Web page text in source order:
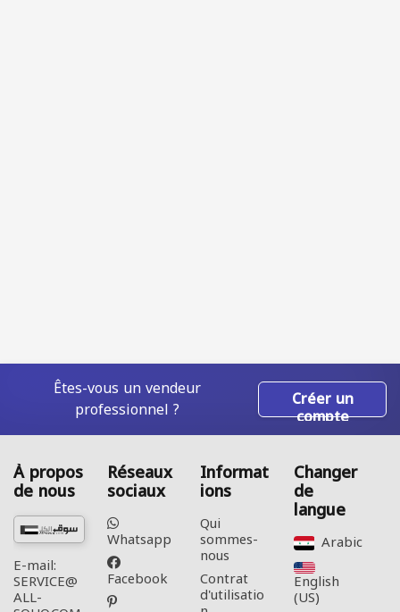
Êtes-vous un vendeur
professionnel ? Créer un
compte
À propos
de nous
E-mail:
SERVICE@
ALL-
Réseaux
sociaux
Whatsapp
Facebook
Informat
ions
Qui
sommes-
nous
Contrat
d'utilisatio
Changer
de
langue
Arabic‎
English
(US)‎